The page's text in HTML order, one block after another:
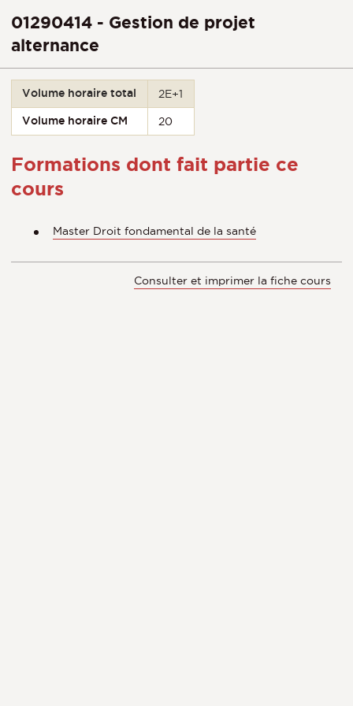
01290414 - Gestion de projet
alternance
Volume horaire total 2E+1
Volume horaire CM 20
Formations dont fait partie ce
cours
Master Droit fondamental de la santé
Consulter et imprimer la fiche cours